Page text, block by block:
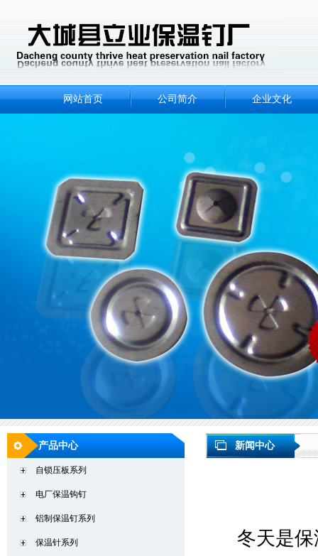
网站首页 公司简介 企业文化
新闻中心
冬天是
产品中心
自锁压板系列
电厂保温钩钉
铝制保温钉系列
保温针系列